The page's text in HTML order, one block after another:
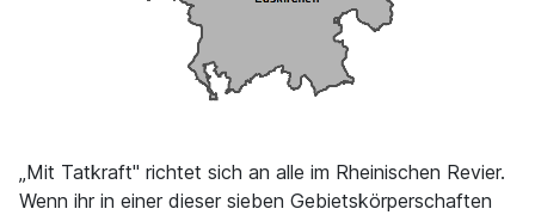
„Mit Tatkraft" richtet sich an alle im Rheinischen Revier.
Wenn ihr in einer dieser sieben Gebietskörperschaften